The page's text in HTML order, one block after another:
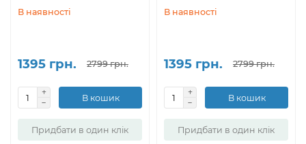
В наявності
1395 грн. 2799 грн.
В кошик
Придбати в один клік
В наявності
1395 грн. 2799 грн.
В кошик
Придбати в один клік